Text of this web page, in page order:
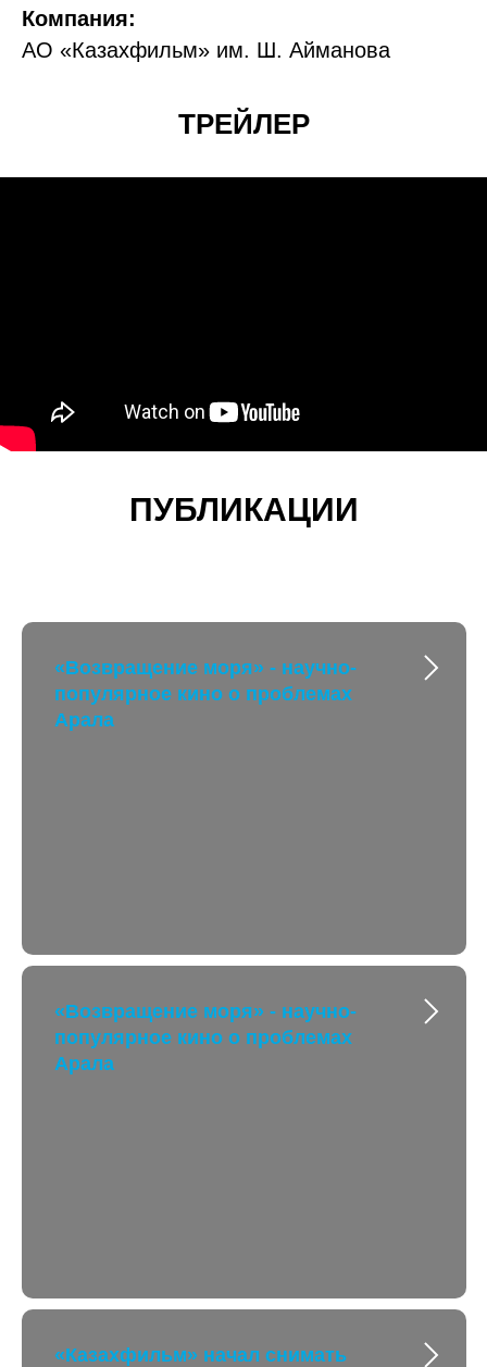
Компания:
АО «Казахфильм» им. Ш. Айманова
ТРЕЙЛЕР
ПУБЛИКАЦИИ
«Возвращение моря» - научно-
популярное кино о проблемах
Арала
«Возвращение моря» - научно-
популярное кино о проблемах
Арала
«Казахфильм» начал снимать